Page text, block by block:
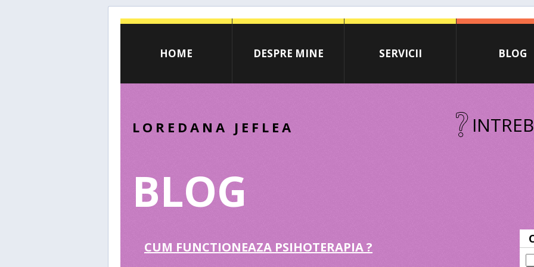
HOME DESPRE MINE SERVICII BLOG
LOREDANA JEFLEA
BLOG
CUM FUNCTIONEAZA PSIHOTERAPIA ?